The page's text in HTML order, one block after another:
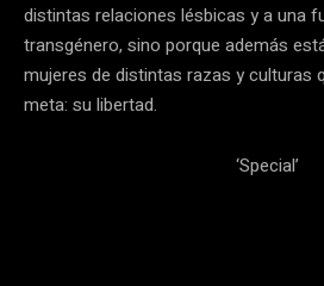
distintas relaciones lésbicas y a una
transgénero, sino porque además
mujeres de distintas razas y culturas
meta: su libertad.
‘Special’